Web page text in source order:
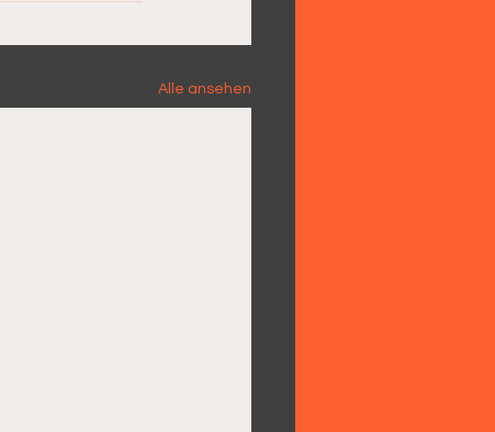
Alle ansehen